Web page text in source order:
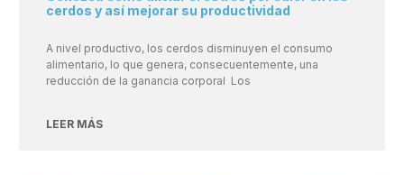
cerdos y así mejorar su productividad
A nivel productivo, los cerdos disminuyen el consumo
alimentario, lo que genera, consecuentemente, una
reducción de la ganancia corporal Los
LEER MÁS